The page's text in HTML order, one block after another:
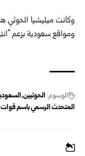
وكانت ميليشيا
ومواقع سعودية بزعم
الوسوم: الحوثيين
المتحدث الرسمي باسم